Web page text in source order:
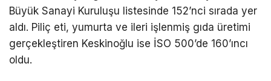
Büyük Sanayi Kuruluşu listesinde 152’nci sırada yer
aldı. Piliç eti, yumurta ve ileri işlenmiş gıda üretimi
gerçekleştiren Keskinoğlu ise İSO 500’de 160’ıncı
oldu.